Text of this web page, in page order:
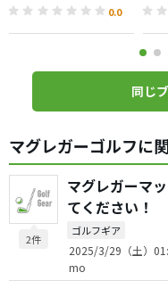
0.0
同じ
マグレガーゴルフに
2件
マグレガーマ
てください！
ゴルフギア
2025/3/29（土）
mo